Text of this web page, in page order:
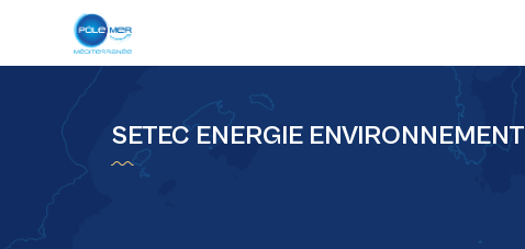
SETEC ENERGIE ENVIRONNEMENT
Panneau de gestion des cookies